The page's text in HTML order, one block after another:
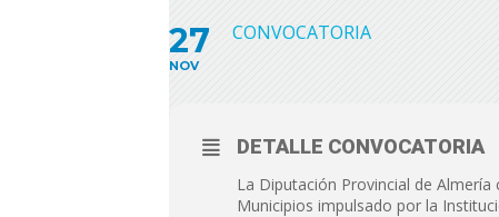
27
NOV
CONVOCATORIA
DETALLE CONVOCATORIA
La Diputación Provincial de
Municipios impulsado por la